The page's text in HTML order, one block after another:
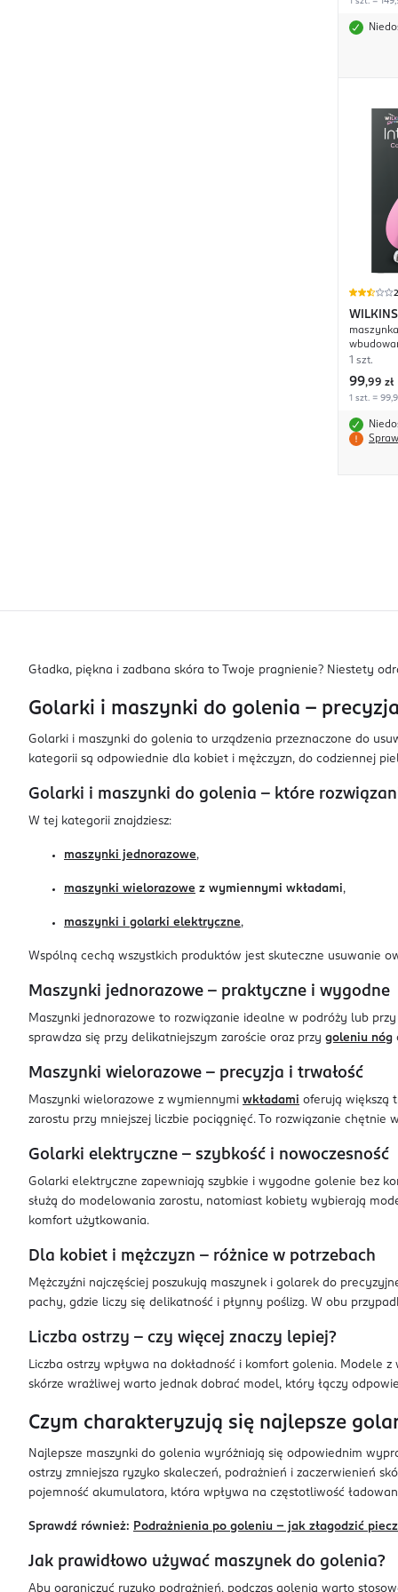
5 ostrzowa
1 szt.
99,99 zł
1 szt. =
Gładka, piękna i zadbana skóra to Twoje pragnienie? Niestety
Golarki i maszynki do golenia –
Golarki i maszynki do golenia to urządzenia przeznaczone do
kategorii są odpowiednie dla kobiet i mężczyzn, do codziennej
Golarki i maszynki do golenia – które
W tej kategorii znajdziesz:
maszynki jednorazowe,
maszynki wielorazowe z wymiennymi wkładami,
maszynki i golarki elektryczne,
Wspólną cechą wszystkich produktów jest skuteczne usuwanie
Maszynki jednorazowe – praktyczne i wygodne
Maszynki jednorazowe to rozwiązanie idealne w podróży lub
sprawdza się przy delikatniejszym zaroście oraz przy goleniu nóg
Maszynki wielorazowe – precyzja i trwałość
Maszynki wielorazowe z wymiennymi wkładami oferują większą
zarostu przy mniejszej liczbie pociągnięć. To rozwiązanie
Golarki elektryczne – szybkość i nowoczesność
Golarki elektryczne zapewniają szybkie i wygodne golenie bez
służą do modelowania zarostu, natomiast kobiety wybierają
komfort użytkowania.
Dla kobiet i mężczyzn – różnice w potrzebach
Mężczyźni najczęściej poszukują maszynek i golarek do
pachy, gdzie liczy się delikatność i płynny poślizg. W obu
Liczba ostrzy – czy więcej znaczy lepiej?
Liczba ostrzy wpływa na dokładność i komfort golenia. Modele
skórze wrażliwej warto jednak dobrać model, który łączy
Czym charakteryzują się najlepsze
Najlepsze maszynki do golenia wyróżniają się odpowiednim
ostrzy zmniejsza ryzyko skaleczeń, podrażnień i zaczerwienień
pojemność akumulatora, która wpływa na częstotliwość
Sprawdź również: Podrażnienia po goleniu – jak złagodzić
Jak prawidłowo używać maszynek do golenia?
Aby ograniczyć ryzyko podrażnień, podczas golenia warto